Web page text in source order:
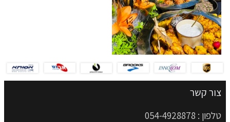
צור קשר
טלפון : 054-4928878